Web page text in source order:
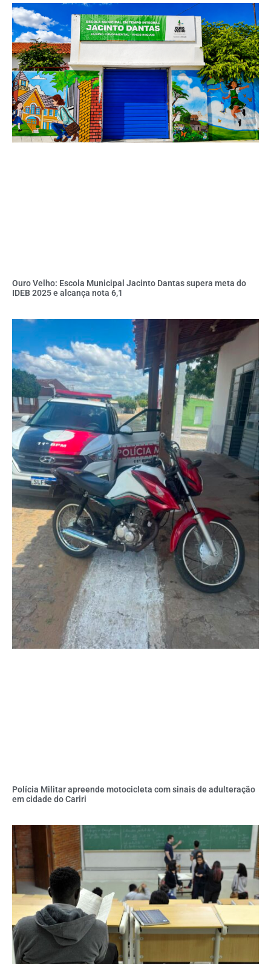
Ouro Velho: Escola Municipal Jacinto Dantas supera meta do
IDEB 2025 e alcança nota 6,1
Polícia Militar apreende motocicleta com sinais de adulteração
em cidade do Cariri